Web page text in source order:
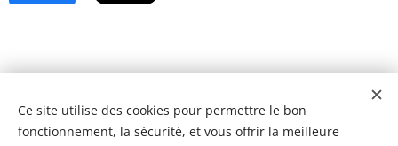
Ce site utilise des cookies pour permettre le bon
fonctionnement, la sécurité, et vous offrir la meilleure